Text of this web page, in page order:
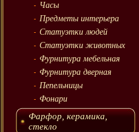
Часы
Предметы интерьера
Статуэтки людей
Статуэтки животных
Фурнитура мебельная
Фурнитура дверная
Пепельницы
Фонари
Фарфор, керамика,
стекло